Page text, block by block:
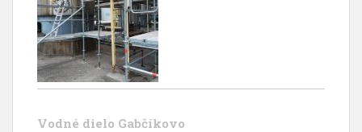
Vodné dielo Gabčíkovo